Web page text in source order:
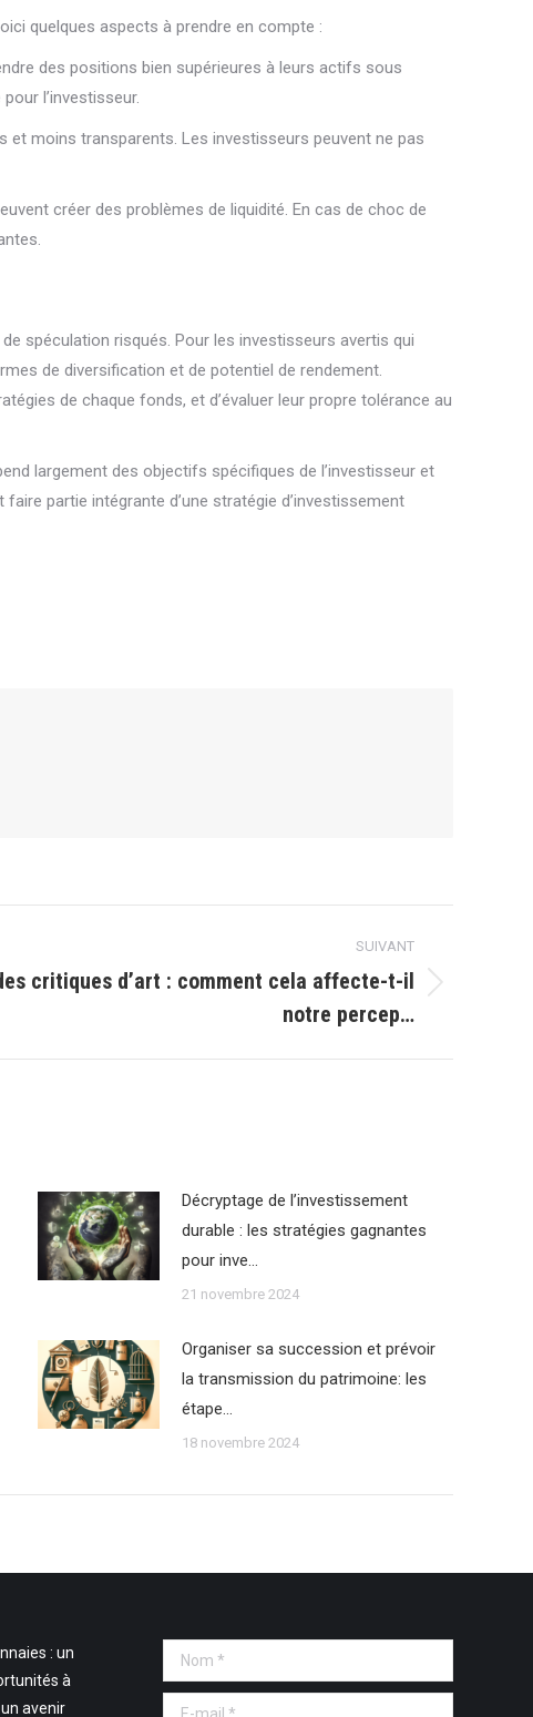
quelques aspects à prendre en compte :
des positions bien supérieures à leurs actifs sous
l’investisseur.
moins transparents. Les investisseurs peuvent ne pas
créer des problèmes de liquidité. En cas de choc de
spéculation risqués. Pour les investisseurs avertis qui
de diversification et de potentiel de rendement.
de chaque fonds, et d’évaluer leur propre tolérance au
largement des objectifs spécifiques de l’investisseur et
partie intégrante d’une stratégie d’investissement
SUIVANT
critiques d’art : comment cela affecte-t-il
notre percep…
Décryptage de l’investissement
durable : les stratégies gagnantes
pour inve…
21 novembre 2024
Organiser sa succession et prévoir
la transmission du patrimoine: les
étape…
18 novembre 2024
: un
à
avenir
Nom *
E-mail *